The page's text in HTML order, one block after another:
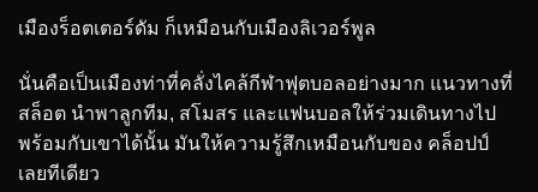
เมืองร็อตเตอร์ดัม ก็เหมือนกับเมืองลิเวอร์พูล
นั่นคือเป็นเมืองท่าที่คลั่งไคล้กีฬาฟุตบอลอย่างมาก แนวทางที่
สล็อต นำพาลูกทีม, สโมสร และแฟนบอลให้ร่วมเดินทางไป
พร้อมกับเขาได้นั้น มันให้ความรู้สึกเหมือนกับของ คล็อปป์
เลยทีเดียว